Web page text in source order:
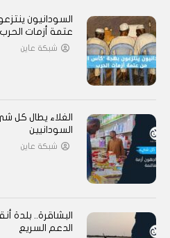
السودانيون
عتمة أزمات الحرب
شبكة عاين
الغلاء يطال
السودانيين
شبكة عاين
البشاقرة.. بلدة
الدعم السريع